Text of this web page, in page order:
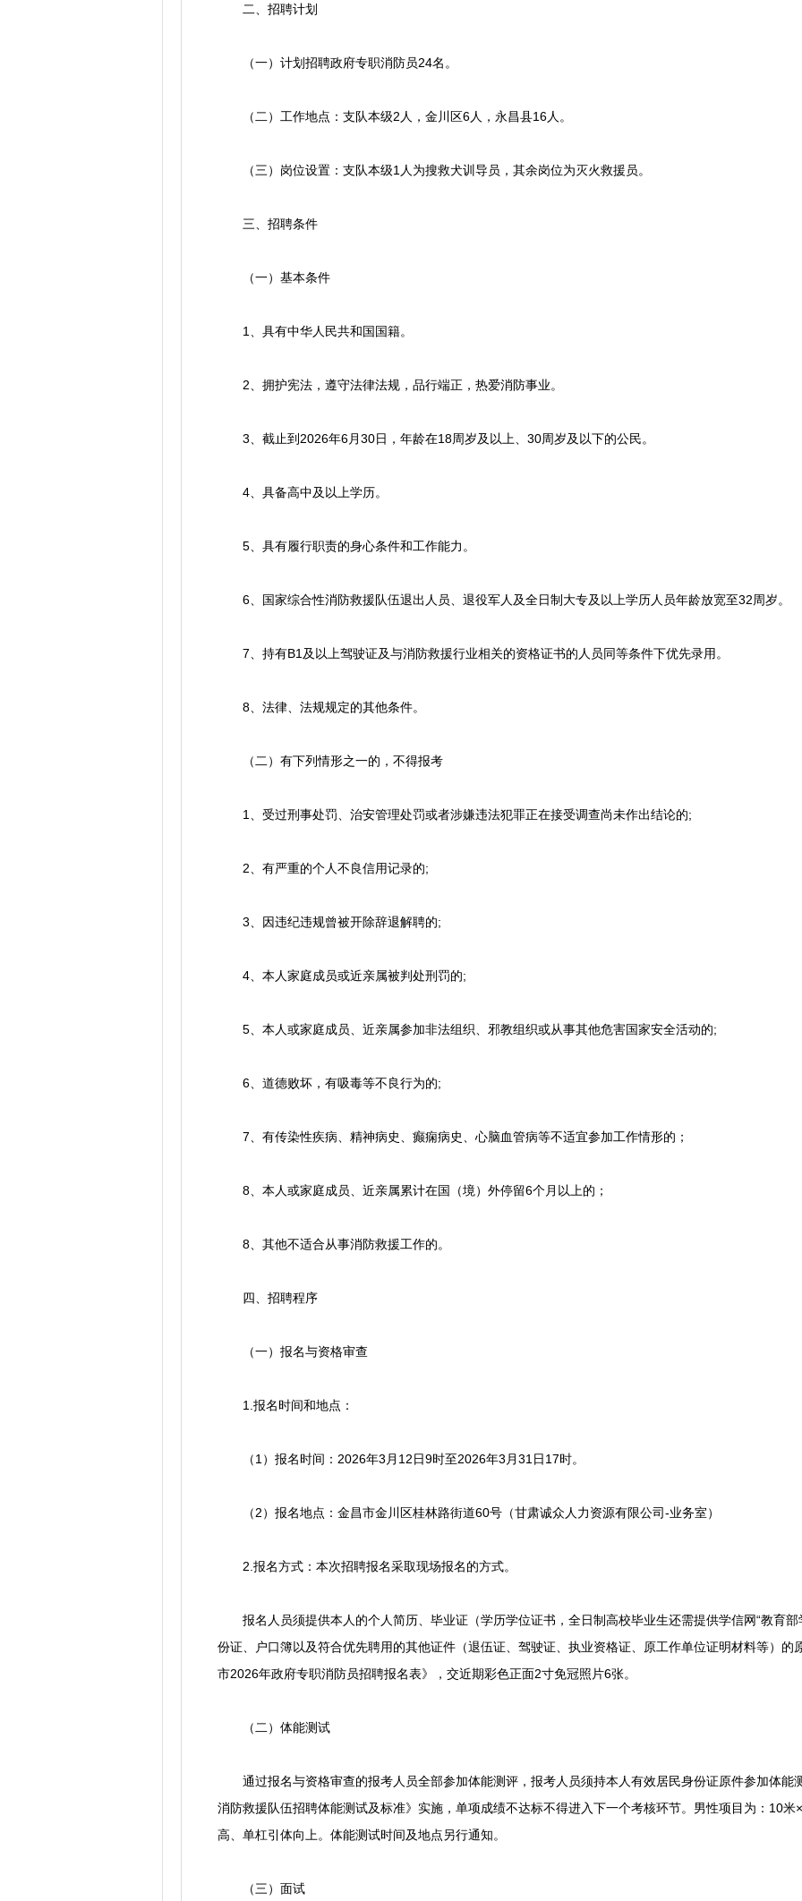
二、招聘计划
（一）计划招聘政府专职消防员24名。
（二）工作地点：支队本级2人，金川区6人，永昌县16人。
（三）岗位设置：支队本级1人为搜救犬训导员，其余岗位为灭火救援员。
三、招聘条件
（一）基本条件
1、具有中华人民共和国国籍。
2、拥护宪法，遵守法律法规，品行端正，热爱消防事业。
3、截止到2026年6月30日，年龄在18周岁及以上、30周岁及以下的公民。
4、具备高中及以上学历。
5、具有履行职责的身心条件和工作能力。
6、国家综合性消防救援队伍退出人员、退役军人及全日制大专及以上学历人员年龄放宽至32周岁。
7、持有B1及以上驾驶证及与消防救援行业相关的资格证书的人员同等条件下优先录用。
8、法律、法规规定的其他条件。
（二）有下列情形之一的，不得报考
1、受过刑事处罚、治安管理处罚或者涉嫌违法犯罪正在接受调查尚未作出结论的;
2、有严重的个人不良信用记录的;
3、因违纪违规曾被开除辞退解聘的;
4、本人家庭成员或近亲属被判处刑罚的;
5、本人或家庭成员、近亲属参加非法组织、邪教组织或从事其他危害国家安全活动的;
6、道德败坏，有吸毒等不良行为的;
7、有传染性疾病、精神病史、癫痫病史、心脑血管病等不适宜参加工作情形的；
8、本人或家庭成员、近亲属累计在国（境）外停留6个月以上的；
8、其他不适合从事消防救援工作的。
四、招聘程序
（一）报名与资格审查
1.报名时间和地点：
（1）报名时间：2026年3月12日9时至2026年3月31日17时。
（2）报名地点：金昌市金川区桂林路街道60号（甘肃诚众人力资源有限公司-业务室）
2.报名方式：本次招聘报名采取现场报名的方式。
报名人员须提供本人的个人简历、毕业证（学历学位证书，全日制高校毕业生还需提供学信网“教育部
份证、户口簿以及符合优先聘用的其他证件（退伍证、驾驶证、执业资格证、原工作单位证明材料等）的
市2026年政府专职消防员招聘报名表》，交近期彩色正面2寸免冠照片6张。
（二）体能测试
通过报名与资格审查的报考人员全部参加体能测评，报考人员须持本人有效居民身份证原件参加体能
消防救援队伍招聘体能测试及标准》实施，单项成绩不达标不得进入下一个考核环节。男性项目为：10
高、单杠引体向上。体能测试时间及地点另行通知。
（三）面试